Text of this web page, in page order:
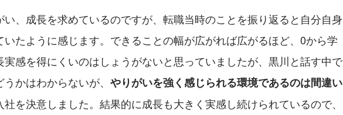
い、成長を求めているのですが、転職当時のことを振り返ると自分自身
いたように感じます。できることの幅が広がれば広がるほど、0から学
実感を得にくいのはしょうがないと思っていましたが、黒川と話す中で
かはわからないが、 やりがいを強く感じられる環境であるのは間違い
を決意しました。結果的に成長も大きく実感し続けられているので、